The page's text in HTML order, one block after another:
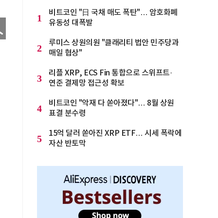
1
비트코인 "日 국채 매도 폭탄"… 암호화폐
유동성 대폭발
2
루미스 상원의원 "클래리티 법안 민주당과
매일 협상"
3
리플 XRP, ECS Fin 통합으로 스위프트·
연준 결제망 접근성 확보
4
비트코인 "악재 다 쏟아졌다"… 8월 상원
표결 분수령
5
15억 달러 쏟아진 XRP ETF… 시세 폭락에
자산 반토막